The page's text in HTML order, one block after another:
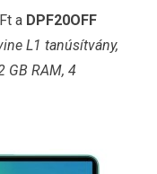
a DPF20OFF
L1 tanúsítvány,
GB RAM, 4